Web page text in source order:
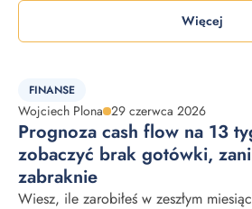
Więcej
FINANSE
Wojciech Plona 29 czerwca 2026
Prognoza cash flow na 13
zobaczyć brak gotówki,
zabraknie
Wiesz, ile zarobiłeś w zeszłym